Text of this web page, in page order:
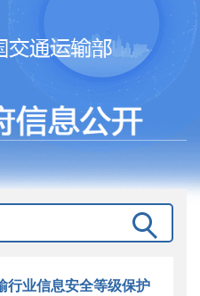
行业信息安全等级保护